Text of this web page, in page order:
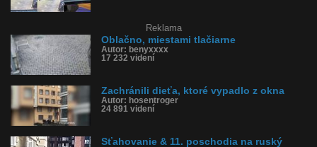
Reklama
Oblačno, miestami tlačiarne
Autor: benyxxxx
17 232 videní
Zachránili dieťa, ktoré vypadlo z okna
Autor: hosentroger
24 891 videní
Sťahovanie & 11. poschodia na ruský